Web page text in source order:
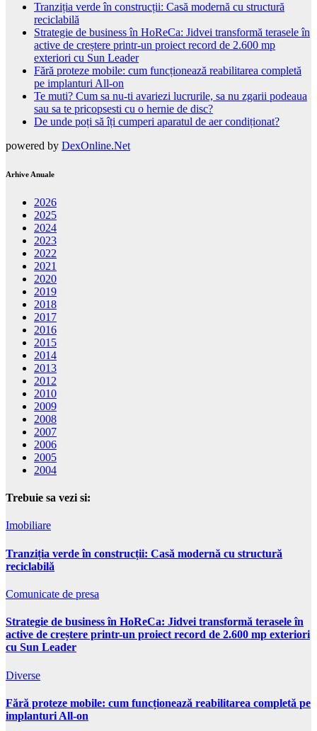
Tranziția verde în construcții: Casă modernă cu structură
reciclabilă
Strategie de business în HoReCa: Jidvei transformă terasele în
active de creștere printr-un proiect record de 2.600 mp
exteriori cu Sun Leader
Fără proteze mobile: cum funcționează reabilitarea completă
pe implanturi All-on
Te muti? Cum sa nu-ti avariezi lucrurile, sa nu zgarii podeaua
sau sa te pricopsesti cu o hernie de disc?
De unde poți să îți cumperi aparatul de aer condiționat?
powered by DexOnline.Net
Arhive Anuale
2026
2025
2024
2023
2022
2021
2020
2019
2018
2017
2016
2015
2014
2013
2012
2010
2009
2008
2007
2006
2005
2004
Trebuie sa vezi si:
Imobiliare
Tranziția verde în construcții: Casă modernă cu structură
reciclabilă
Comunicate de presa
Strategie de business în HoReCa: Jidvei transformă terasele în
active de creștere printr-un proiect record de 2.600 mp exteriori
cu Sun Leader
Diverse
Fără proteze mobile: cum funcționează reabilitarea completă pe
implanturi All-on